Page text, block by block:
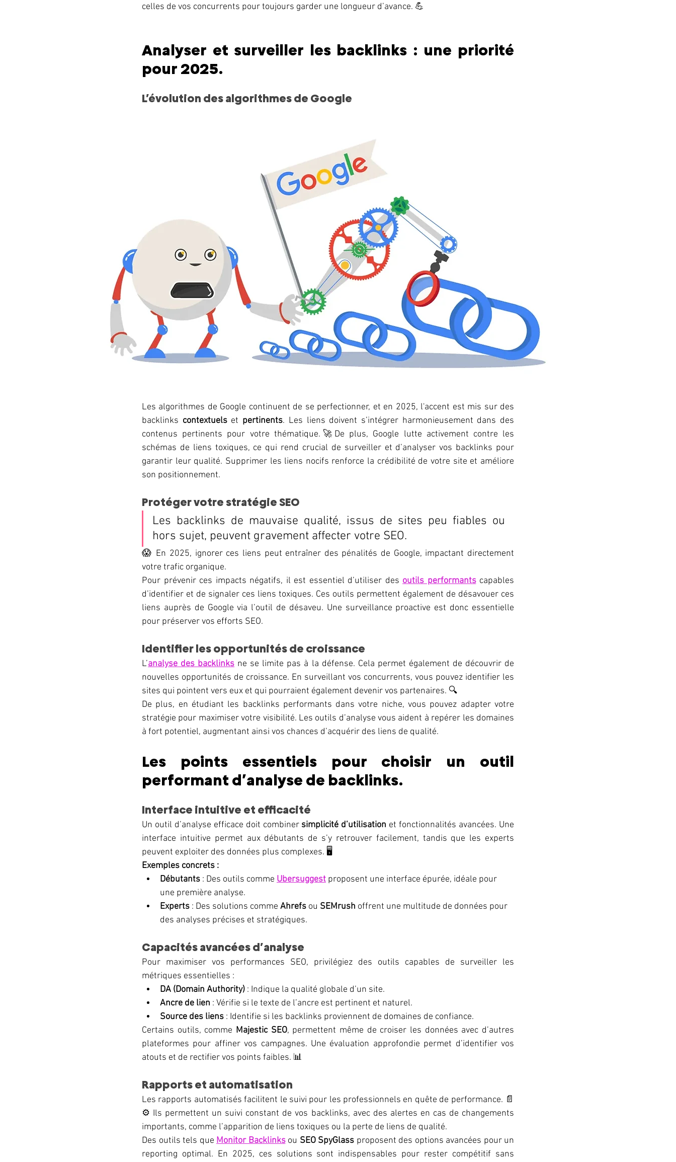
celles de vos concurrents pour toujours garder une longueur d’avance. 💪
Analyser et surveiller les backlinks : une priorité
pour 2025.
L’évolution des algorithmes de Google
Les algorithmes de Google continuent de se perfectionner, et en 2025, l'accent est mis sur des
backlinks contextuels et pertinents. Les liens doivent s’intégrer harmonieusement dans des
contenus pertinents pour votre thématique.🚀De plus, Google lutte activement contre les
schémas de liens toxiques, ce qui rend crucial de surveiller et d’analyser vos backlinks pour
garantir leur qualité. Supprimer les liens nocifs renforce la crédibilité de votre site et améliore
son positionnement.
Protéger votre stratégie SEO
Les backlinks de mauvaise qualité, issus de sites peu fiables ou
hors sujet, peuvent gravement affecter votre SEO.
😱 En 2025, ignorer ces liens peut entraîner des pénalités de Google, impactant directement
votre trafic organique.
Pour prévenir ces impacts négatifs, il est essentiel d’utiliser des outils performants capables
d’identifier et de signaler ces liens toxiques. Ces outils permettent également de désavouer ces
liens auprès de Google via l’outil de désaveu. Une surveillance proactive est donc essentielle
pour préserver vos efforts SEO.
Identifier les opportunités de croissance
L’analyse des backlinks ne se limite pas à la défense. Cela permet également de découvrir de
nouvelles opportunités de croissance. En surveillant vos concurrents, vous pouvez identifier les
sites qui pointent vers eux et qui pourraient également devenir vos partenaires. 🔍
De plus, en étudiant les backlinks performants dans votre niche, vous pouvez adapter votre
stratégie pour maximiser votre visibilité. Les outils d’analyse vous aident à repérer les domaines
à fort potentiel, augmentant ainsi vos chances d’acquérir des liens de qualité.
Les points essentiels pour choisir un outil
performant d’analyse de backlinks.
Interface intuitive et efficacité
Un outil d’analyse efficace doit combiner simplicité d’utilisation et fonctionnalités avancées. Une
interface intuitive permet aux débutants de s’y retrouver facilement, tandis que les experts
peuvent exploiter des données plus complexes. 🖥️
Exemples concrets :
Débutants : Des outils comme Ubersuggest proposent une interface épurée, idéale pour
une première analyse.
Experts : Des solutions comme Ahrefs ou SEMrush offrent une multitude de données pour
des analyses précises et stratégiques.
Capacités avancées d’analyse
Pour maximiser vos performances SEO, privilégiez des outils capables de surveiller les
métriques essentielles :
DA (Domain Authority) : Indique la qualité globale d’un site.
Ancre de lien : Vérifie si le texte de l’ancre est pertinent et naturel.
Source des liens : Identifie si les backlinks proviennent de domaines de confiance.
Certains outils, comme Majestic SEO, permettent même de croiser les données avec d’autres
plateformes pour affiner vos campagnes. Une évaluation approfondie permet d’identifier vos
atouts et de rectifier vos points faibles. 📊
Rapports et automatisation
Les rapports automatisés facilitent le suivi pour les professionnels en quête de performance. 📄
⚙️ Ils permettent un suivi constant de vos backlinks, avec des alertes en cas de changements
importants, comme l’apparition de liens toxiques ou la perte de liens de qualité.
Des outils tels que Monitor Backlinks ou SEO SpyGlass proposent des options avancées pour un
reporting optimal. En 2025, ces solutions sont indispensables pour rester compétitif sans